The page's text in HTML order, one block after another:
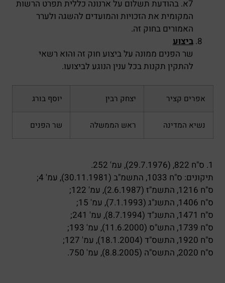
7א. בהודעת תשלום על ארנונה כללית תפרט הרשות
המקומית את הזכויות והמועדים להשגה ולערר
האמורים בחוק זה.
ביצוע
שר הפנים ממונה על ביצוע חוק זה והוא רשאי
להתקין תקנות בכל ענין הנוגע לביצועו.
אפרים קציר יצחק רבין יוסף בורג
נשיא המדינה ראש הממשלה שר הפנים
1. ס"ח 822, (29.7.1976), עמ' 252.
תיקונים: ס"ח 1033, התשמ"ב (30.11.1981), עמ' 4;
ס"ח 1216, התשמ"ז (2.6.1987), עמ' 122;
ס"ח 1406, התשנ"ג (7.1.1993), עמ' 15;
ס"ח 1471, התשנ"ד (8.7.1994), עמ' 241;
ס"ח 1739, התש"ס (11.6.2000), עמ' 193;
ס"ח 1920, התשס"ד (18.1.2004), עמ' 127;
ס"ח 2020, התשס"ה (8.8.2005), עמ' 750.